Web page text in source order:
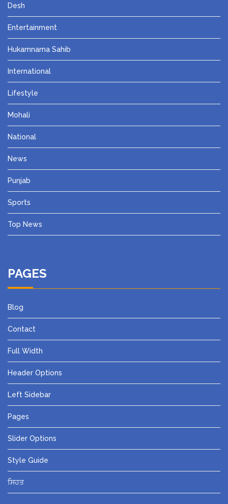
Desh
Entertainment
Hukamnama Sahib
International
Lifestyle
Mohali
National
News
Punjab
Sports
Top News
PAGES
Blog
Contact
Full Width
Header Options
Left Sidebar
Pages
Slider Options
Style Guide
ਸਿਹਤ